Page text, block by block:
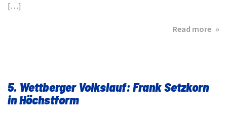
[…]
Read more
5. Wettberger Volkslauf: Frank Setzkorn
in Höchstform